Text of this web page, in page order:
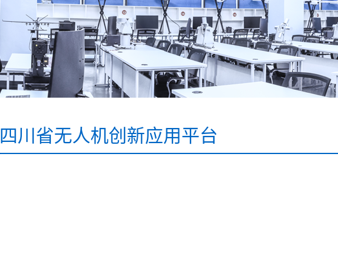
四川省无人机创新应用平台